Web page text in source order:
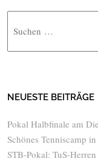
NEUESTE BEITRÄGE
Pokal Halbfinale am
Schönes Tenniscamp
STB-Pokal: TuS-